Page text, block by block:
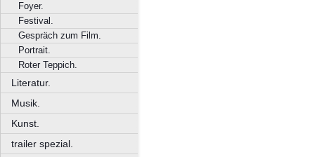
Foyer.
Festival.
Gespräch zum Film.
Portrait.
Roter Teppich.
Literatur.
Musik.
Kunst.
trailer spezial.